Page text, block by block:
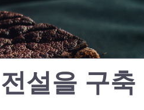
설을 구축